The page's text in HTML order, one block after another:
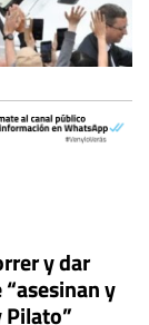
y dar
y
Pilato”